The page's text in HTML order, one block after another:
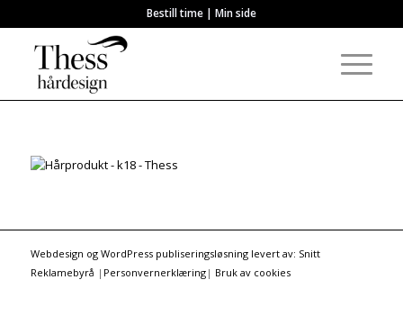
Bestill time| Min side
Webdesign og WordPress publiseringsløsning levert av: Snitt
Reklamebyrå | Personvernerklæring| Bruk av cookies